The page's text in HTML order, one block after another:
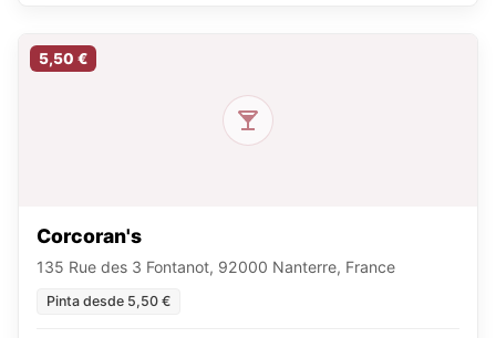
5,50 €
Corcoran's
135 Rue des 3 Fontanot, 92000 Nanterre, France
Pinta desde 5,50 €